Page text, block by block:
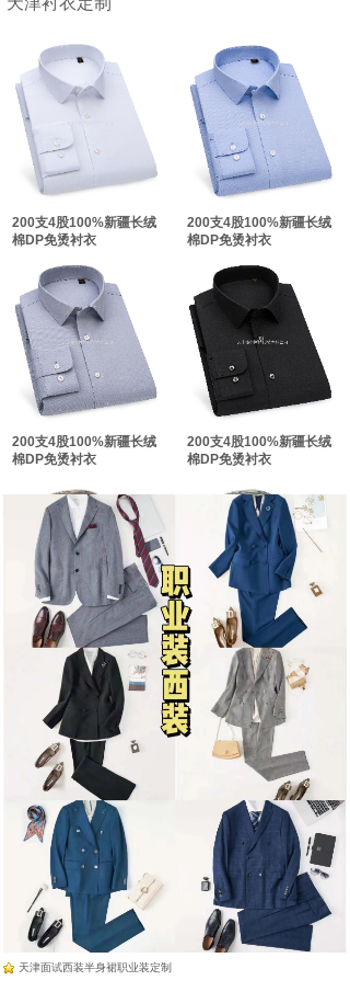
200支4股100%新疆长绒
棉DP免烫衬衣
200支4股100%新疆长绒
棉DP免烫衬衣
200支4股100%新疆长绒
棉DP免烫衬衣
200支4股100%新疆长绒
棉DP免烫衬衣
羽绒蛋白纤维羊绒免烫衬
羽绒蛋白纤维羊绒免烫衬
衣
双击此处添加文字
双击此处添加文字
天津工作服厂家定制
天津V领套头长袖衬衫职业装定制
天津雪纺法式飘带衬衫职业装定制
天津面试西装半身裙职业装定制